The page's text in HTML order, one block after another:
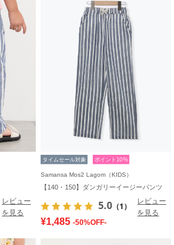
レビュー
を見る
タイムセール対象 ポイント10%
Samansa Mos2 Lagom（KIDS）
【140・150】ダンガリーイージーパンツ
5.0 （1）
レビュー
を見る
¥1,485 -50%OFF-